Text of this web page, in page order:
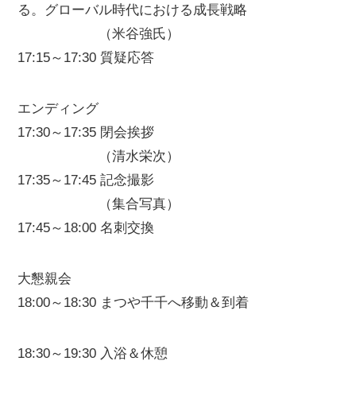
る。グローバル時代における成長戦略
（米谷強氏）
17:15～17:30 質疑応答
エンディング
17:30～17:35 閉会挨拶
（清水栄次）
17:35～17:45 記念撮影
（集合写真）
17:45～18:00 名刺交換
大懇親会
18:00～18:30 まつや千千へ移動＆到着
18:30～19:30 入浴＆休憩